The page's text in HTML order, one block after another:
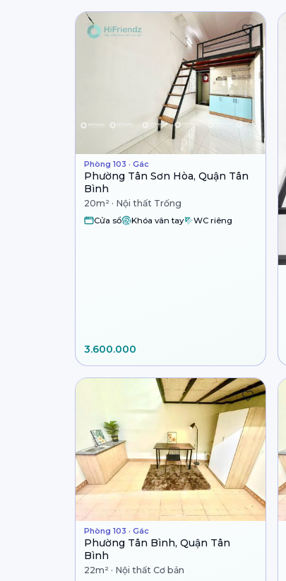
Phòng 103 · Gác
Phường Tân Sơn Hòa, Quận Tân
Bình
20m² · Nội thất Trống
Cửa sổ Khóa vân tay WC riêng
3.600.000
Phòng 103 · Gác
Phường Tân Bình, Quận Tân
Bình
22m² · Nội thất Cơ bản